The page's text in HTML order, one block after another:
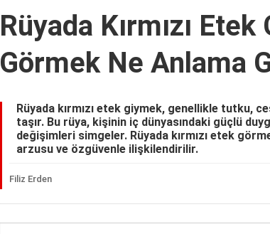
Rüyada Kırmızı
Görmek Ne Anlama
Rüyada kırmızı etek giymek, genellikle tutku,
taşır. Bu rüya, kişinin iç dünyasındaki güçlü
değişimleri simgeler. Rüyada kırmızı etek
arzusu ve özgüvenle ilişkilendirilir.
Filiz Erden